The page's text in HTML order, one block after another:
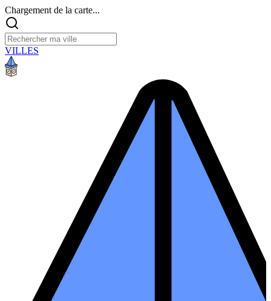
Chargement de la carte...
VILLES